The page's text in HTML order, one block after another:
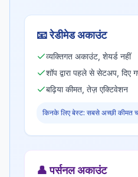
📧रेडीमेड अकाउंट
व्यक्तिगत अकाउंट, शेयर्ड नहीं
शॉप द्वारा पहले से सेटअप,
बढ़िया कीमत, तेज़ एक्टिवेशन
किनके लिए बेस्ट: सबसे अच्छी कीमत
👤पर्सनल अकाउंट